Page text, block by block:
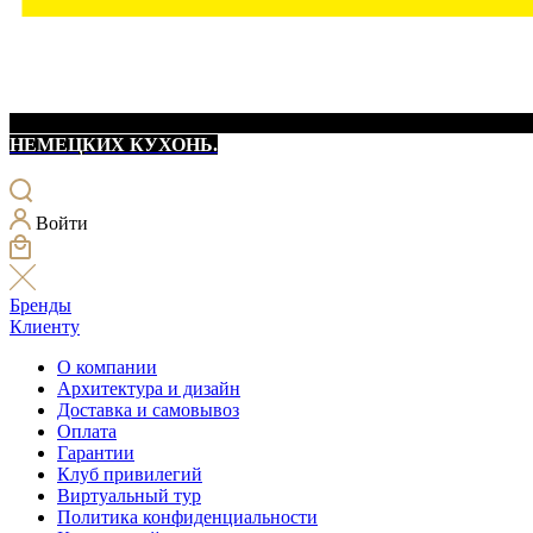
НЕМЕЦКИХ КУХОНЬ.
Войти
Бренды
Клиенту
О компании
Архитектура и дизайн
Доставка и самовывоз
Оплата
Гарантии
Клуб привилегий
Виртуальный тур
Политика конфиденциальности